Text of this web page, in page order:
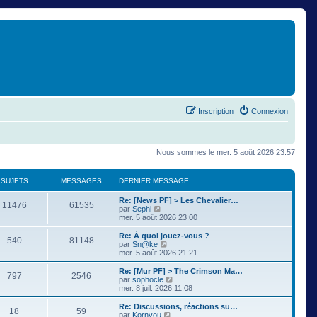
Connexion
Inscription
Nous sommes le mer. 5 août 2026 23:57
SUJETS MESSAGES DERNIER MESSAGE
11476 61535
Re: [News PF] > Les Chevalier…
par Sephi
o
n
s
u
l
e
r
l
e
e
mer. 5 août 2026 23:00
540 81148
Re: À quoi jouez-vous ?
par Sn@ke
o
n
s
u
l
r
mer. 5 août 2026 21:21
797 2546
Re: [Mur PF] > The Crimson Ma…
par sophocle
o
n
s
mer. 8 juil. 2026 11:08
18 59
Re: Discussions, réactions su…
par Kornyou